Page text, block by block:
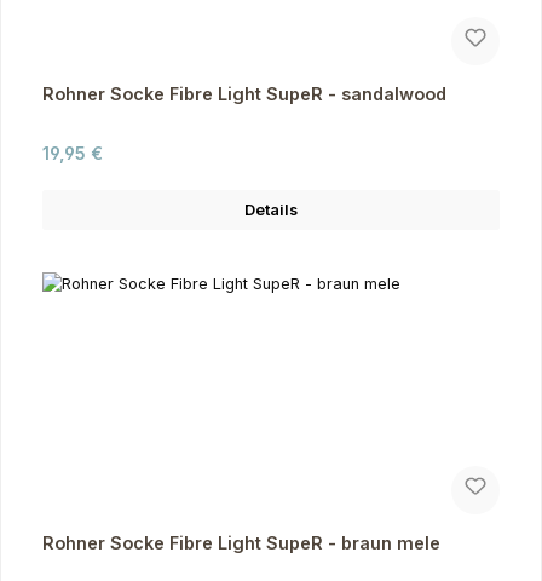
Rohner Socke Fibre Light SupeR - sandalwood
Regulärer Preis:
19,95 €
Details
Rohner Socke Fibre Light SupeR - braun mele